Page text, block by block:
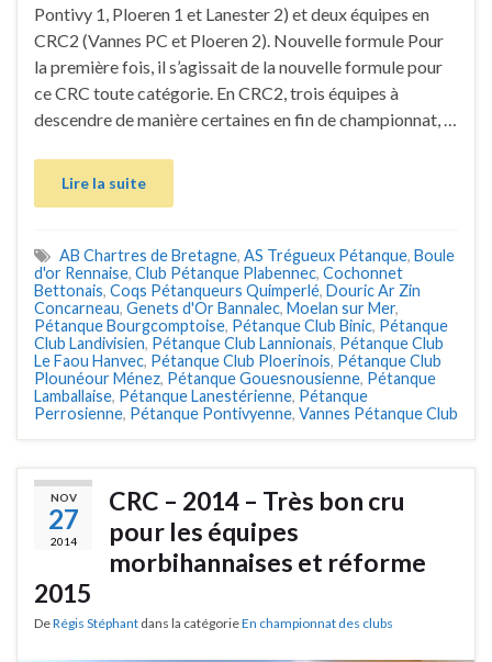
Pontivy 1, Ploeren 1 et Lanester 2) et deux équipes en
CRC2 (Vannes PC et Ploeren 2). Nouvelle formule Pour
la première fois, il s’agissait de la nouvelle formule pour
ce CRC toute catégorie. En CRC2, trois équipes à
descendre de manière certaines en fin de championnat, …
Lire la suite
AB Chartres de Bretagne, AS Trégueux Pétanque, Boule
d'or Rennaise, Club Pétanque Plabennec, Cochonnet
Bettonais, Coqs Pétanqueurs Quimperlé, Douric Ar Zin
Concarneau, Genets d'Or Bannalec, Moelan sur Mer,
Pétanque Bourgcomptoise, Pétanque Club Binic, Pétanque
Club Landivisien, Pétanque Club Lannionais, Pétanque Club
Le Faou Hanvec, Pétanque Club Ploerinois, Pétanque Club
Plounéour Ménez, Pétanque Gouesnousienne, Pétanque
Lamballaise, Pétanque Lanestérienne, Pétanque
Perrosienne, Pétanque Pontivyenne, Vannes Pétanque Club
NOV
27
2014
CRC – 2014 – Très bon cru
pour les équipes
morbihannaises et réforme
2015
DeRégis Stéphant dans la catégorieEn championnat des clubs